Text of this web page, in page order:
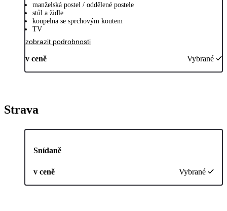
manželská postel / oddělené postele
stůl a židle
koupelna se sprchovým koutem
TV
zobrazit podrobnosti
v ceně Vybrané
Strava
Snídaně
v ceně Vybrané